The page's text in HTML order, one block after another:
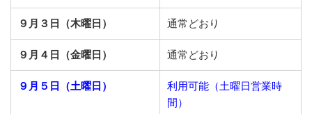
９月３日（木曜日） 通常どおり
９月４日（金曜日） 通常どおり
９月５日（土曜日）
利用可能（土曜日営業時
間）